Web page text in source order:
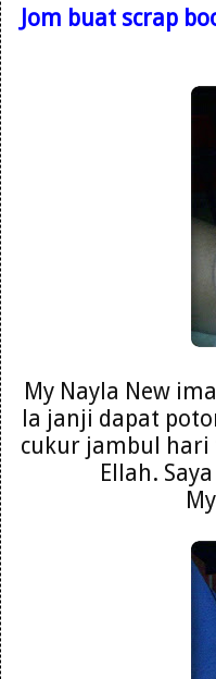
Jom buat scrap
My Nayla New
la janji dapat
cukur jambul hari
Ellah.